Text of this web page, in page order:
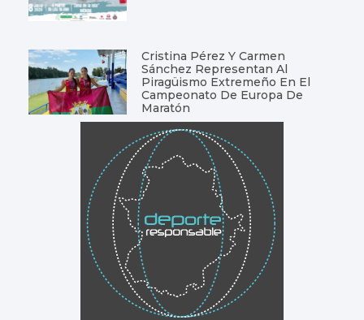
Cristina Pérez Y Carmen
Sánchez Representan Al
Piragüismo Extremeño En El
Campeonato De Europa De
Maratón